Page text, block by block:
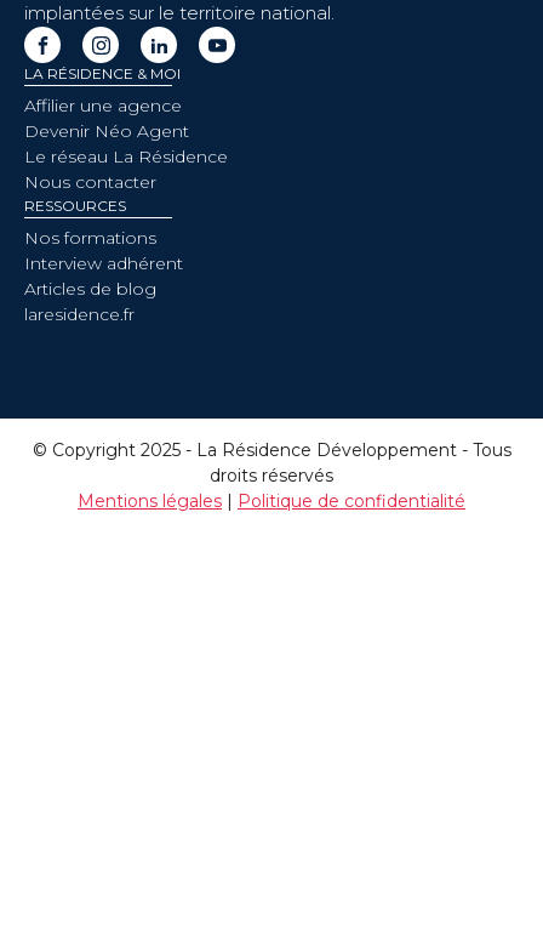
implantées sur le territoire national.
LA RÉSIDENCE & MOI
Affilier une agence
Devenir Néo Agent
Le réseau La Résidence
Nous contacter
RESSOURCES
Nos formations
Interview adhérent
Articles de blog
laresidence.fr
© Copyright 2025 - La Résidence Développement - Tous
droits réservés
Mentions légales
Politique de confidentialité